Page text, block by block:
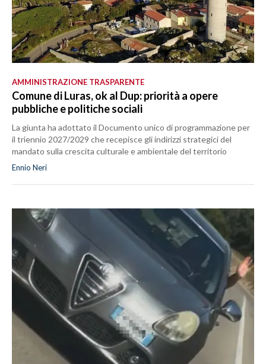
AMMINISTRAZIONE TRASPARENTE
Comune di Luras, ok al Dup: priorità a opere
pubbliche e politiche sociali
La giunta ha adottato il Documento unico di programmazione per
il triennio 2027/2029 che recepisce gli indirizzi strategici del
mandato sulla crescita culturale e ambientale del territorio
Ennio Neri